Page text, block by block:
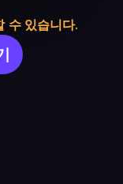
수 있습니다.